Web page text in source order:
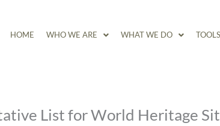
HOME WHO WE ARE WHAT WE DO
List for World Heritage